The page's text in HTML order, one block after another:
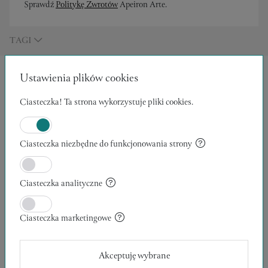
SprawdźPolitykę ZwrotówApeiron Arte.
TAGI
INNE W TEJ KATEGORII
Ustawienia plików cookies
Ciasteczka! Ta strona wykorzystuje pliki cookies.
Ciasteczka niezbędne do funkcjonowania strony
Ciasteczka analityczne
Ciasteczka marketingowe
Akceptuję wybrane